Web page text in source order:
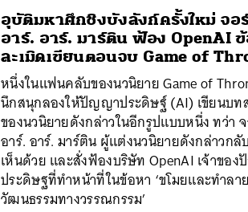
อุบัติมหาศึกชิงบังลังก์ครั้งใหม่ จอ
อาร์. อาร์. มาร์ติน ฟ้อง OpenAI
ละเมิดเขียนตอนจบ Game of
หนึ่งในแฟนคลับของนวนิยาย Game of
นึกสนุกลองให้ปัญญาประดิษฐ์ (AI) เขียนบท
ของนวนิยายดังกล่าวในอีกรูปแบบหนึ่ง ทว่า
อาร์. อาร์. มาร์ติน ผู้แต่งนวนิยายดังกล่าวกลั
เห็นด้วย และสั่งฟ้องบริษัท OpenAI เจ้าขอ
ประดิษฐที่ทำหน้าที่ในข้อหา ‘ขโมยและทำลาย
วัฒนธรรมทางวรรณกรรม’
SHARE TWEET LINE